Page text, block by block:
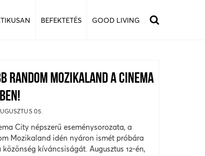
BEFEKTETÉS GOOD LIVING
RANDOM MOZIKALAND A CINEMA
05.
City népszerű eseménysorozata, a
Mozikaland idén nyáron ismét próbára
közönség kíváncsiságát. Augusztus 12-én,